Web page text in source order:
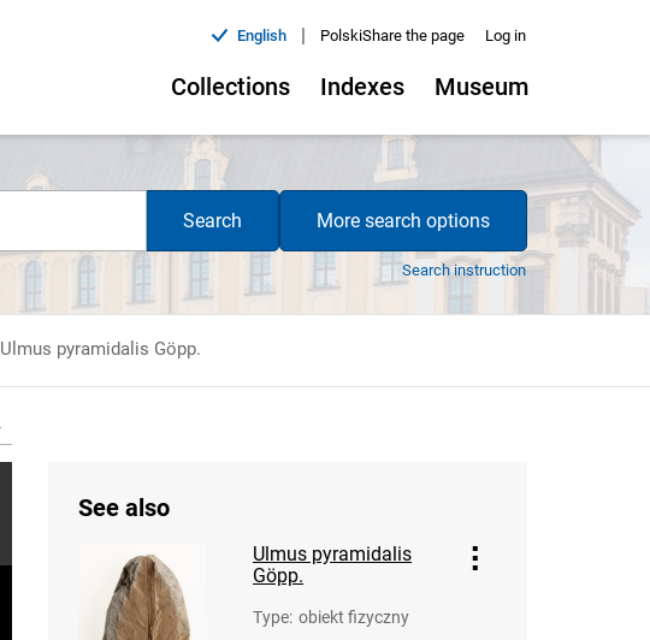
English | PolskiShare the page Log in
Collections Indexes Museum
Search More search options
Search instruction
Ulmus pyramidalis Göpp.
See also
Ulmus pyramidalis
Göpp.
Type: obiekt fizyczny